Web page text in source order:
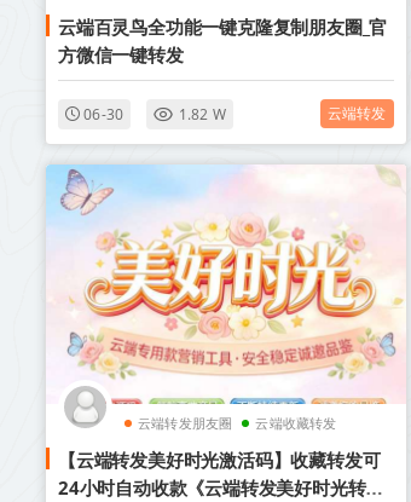
云端百灵鸟全功能一键克隆复制朋友圈_官
方微信一键转发
06-30 1.82 W 云端转发
云端转发朋友圈 云端收藏转发
【云端转发美好时光激活码】收藏转发可
24小时自动收款《云端转发美好时光转发